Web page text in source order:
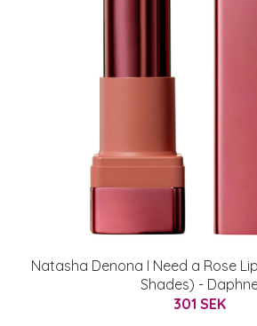
Natasha Denona I Need a Rose
Shades) -
301 SEK